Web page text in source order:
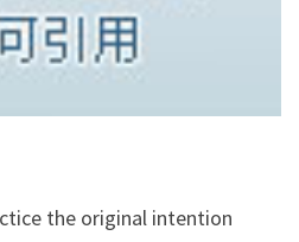
the original intention